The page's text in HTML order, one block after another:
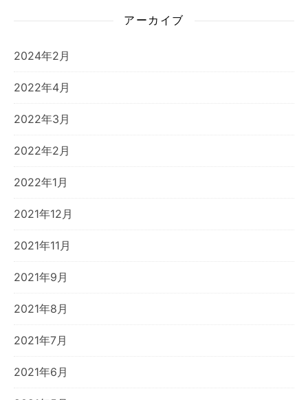
アーカイブ
2024年2月
2022年4月
2022年3月
2022年2月
2022年1月
2021年12月
2021年11月
2021年9月
2021年8月
2021年7月
2021年6月